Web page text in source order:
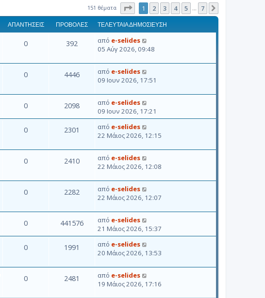
151 θέματα Σελίδα από7
1 2 3 4 5 … 7
ΑΠΑΝΤΉΣΕΙΣ ΠΡΟΒΟΛΈΣ ΤΕΛΕΥΤΑΊΑ ΔΗΜΟΣΊΕΥΣΗ
0 392 από e-selides
05 Αύγ 2026, 09:48
0 4446 από e-selides
09 Ιουν 2026, 17:51
0 2098 από e-selides
09 Ιουν 2026, 17:21
0 2301 από e-selides
22 Μάιος 2026, 12:15
0 2410 από e-selides
22 Μάιος 2026, 12:08
0 2282 από e-selides
22 Μάιος 2026, 12:07
0 441576 από e-selides
21 Μάιος 2026, 15:37
0 1991 από e-selides
20 Μάιος 2026, 13:53
0 2481 από e-selides
19 Μάιος 2026, 17:16